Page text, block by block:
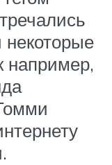
например,